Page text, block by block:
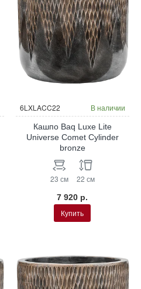
6LXLACC22 В наличии
Кашпо Baq Luxe Lite
Universe Comet Cylinder
bronze
23 см 22 см
7 920 р.
Купить